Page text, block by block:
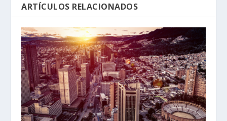
ARTÍCULOS RELACIONADOS